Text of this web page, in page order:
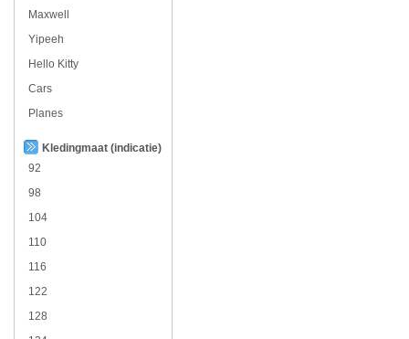
Maxwell
Yipeeh
Hello Kitty
Cars
Planes
Kledingmaat (indicatie)
92
98
104
110
116
122
128